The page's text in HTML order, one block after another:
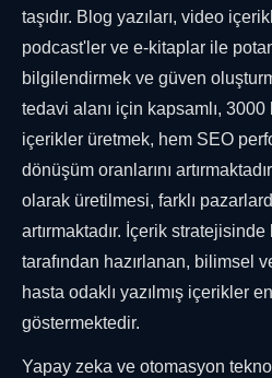
taşıdır. Blog yazıları, video
podcast'ler ve e-kitaplar ile
bilgilendirmek ve güven
tedavi alanı için kapsamlı,
içerikler üretmek, hem SEO
dönüşüm oranlarını
olarak üretilmesi, farklı
artırmaktadır. İçerik
tarafından hazırlanan, bilimsel
hasta odaklı yazılmış içerikler
göstermektedir.
Yapay zeka ve otomasyon